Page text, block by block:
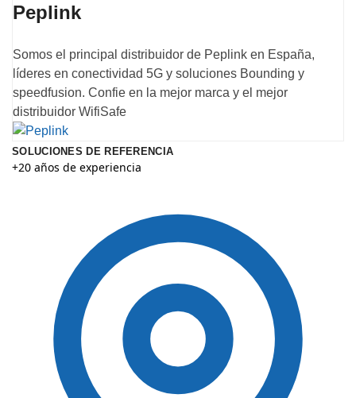
Peplink
Somos el principal distribuidor de Peplink en España,
líderes en conectividad 5G y soluciones Bounding y
speedfusion. Confie en la mejor marca y el mejor
distribuidor WifiSafe
SOLUCIONES DE REFERENCIA
+20 años de experiencia